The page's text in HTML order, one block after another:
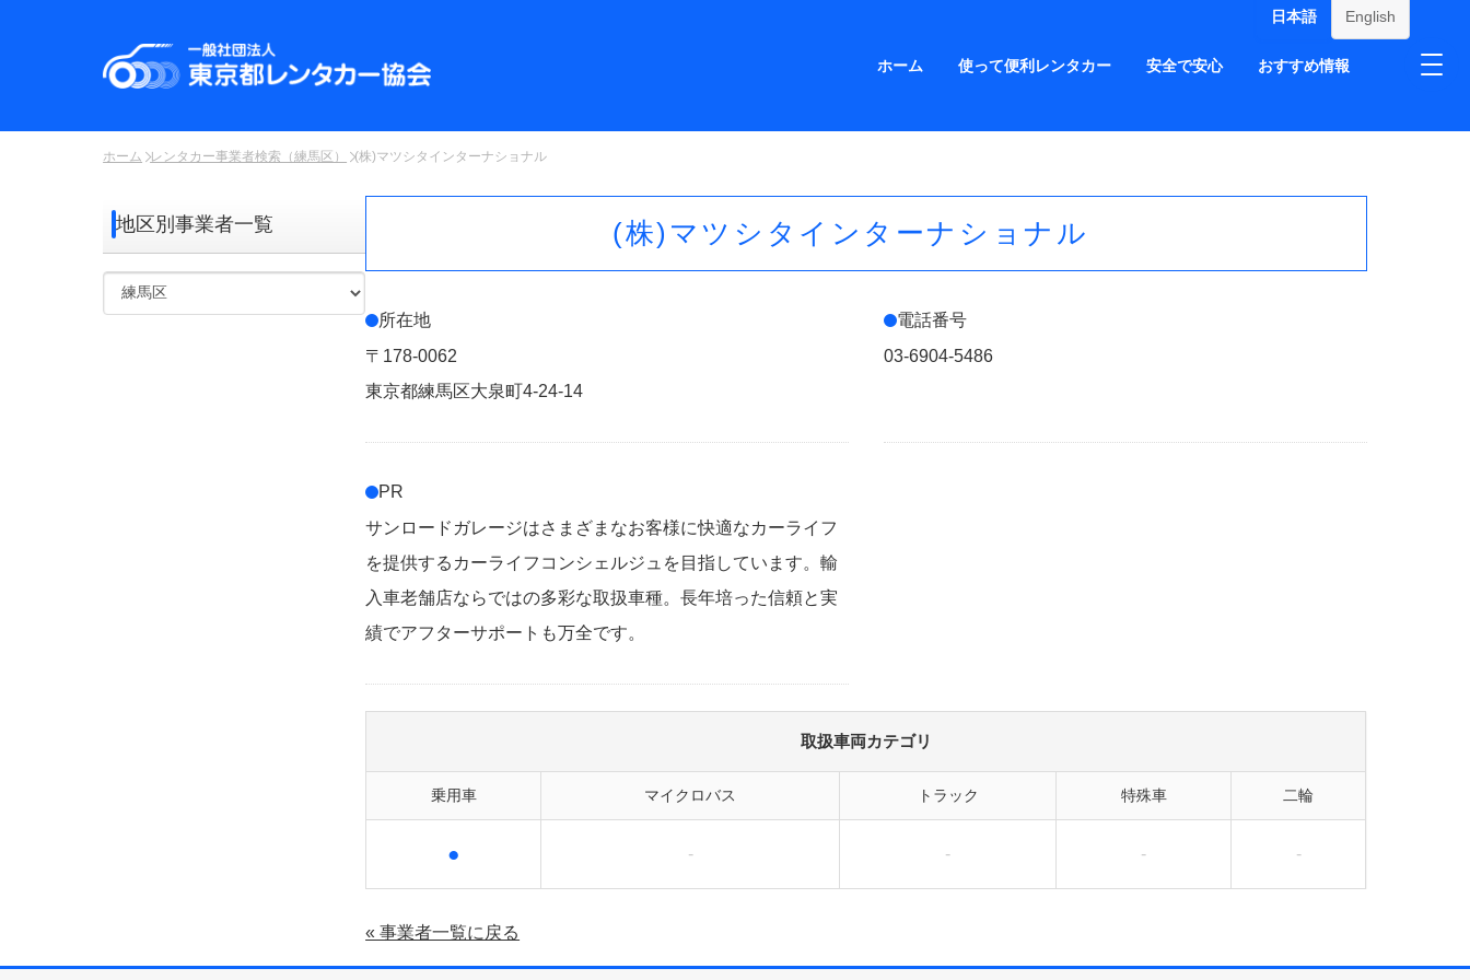
日本語 English
ホーム 使って便利レンタカー 安全で安心 おすすめ情報
ホーム レンタカー事業者検索（練馬区） (株)マツシタインターナショナル
地区別事業者一覧 (株)マツシタインターナショナル
所在地
〒178-0062
東京都練馬区大泉町4-24-14
電話番号
03-6904-5486
PR
サンロードガレージはさまざまなお客様に快適なカーライフ
を提供するカーライフコンシェルジュを目指しています。輸
入車老舗店ならではの多彩な取扱車種。長年培った信頼と実
績でアフターサポートも万全です。
取扱車両カテゴリ
乗用車 マイクロバス トラック 特殊車 二輪
● - - - -
« 事業者一覧に戻る